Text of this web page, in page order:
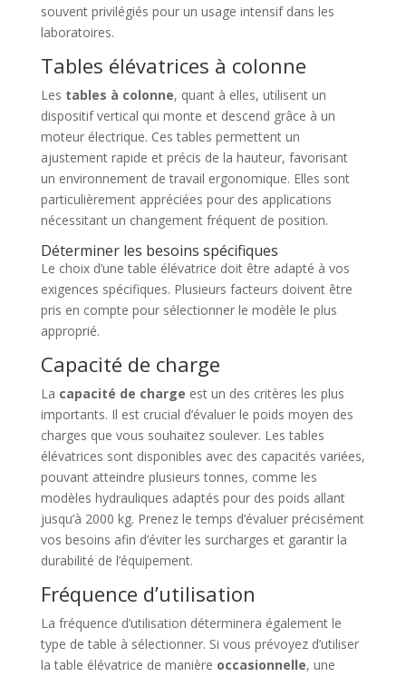
souvent privilégiés pour un usage intensif dans les
laboratoires.
Tables élévatrices à colonne
Les tables à colonne, quant à elles, utilisent un
dispositif vertical qui monte et descend grâce à un
moteur électrique. Ces tables permettent un
ajustement rapide et précis de la hauteur, favorisant
un environnement de travail ergonomique. Elles sont
particulièrement appréciées pour des applications
nécessitant un changement fréquent de position.
Déterminer les besoins spécifiques
Le choix d’une table élévatrice doit être adapté à vos
exigences spécifiques. Plusieurs facteurs doivent être
pris en compte pour sélectionner le modèle le plus
approprié.
Capacité de charge
La capacité de charge est un des critères les plus
importants. Il est crucial d’évaluer le poids moyen des
charges que vous souhaitez soulever. Les tables
élévatrices sont disponibles avec des capacités variées,
pouvant atteindre plusieurs tonnes, comme les
modèles hydrauliques adaptés pour des poids allant
jusqu’à 2000 kg. Prenez le temps d’évaluer précisément
vos besoins afin d’éviter les surcharges et garantir la
durabilité de l’équipement.
Fréquence d’utilisation
La fréquence d’utilisation déterminera également le
type de table à sélectionner. Si vous prévoyez d’utiliser
la table élévatrice de manière occasionnelle, une